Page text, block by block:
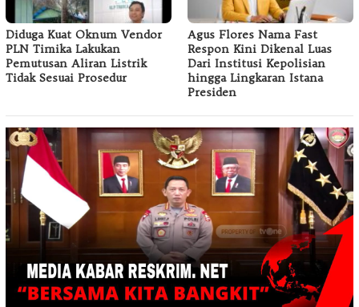
Diduga Kuat Oknum Vendor
PLN Timika Lakukan
Pemutusan Aliran Listrik
Tidak Sesuai Prosedur
Agus Flores Nama Fast
Respon Kini Dikenal Luas
Dari Institusi Kepolisian
hingga Lingkaran Istana
Presiden